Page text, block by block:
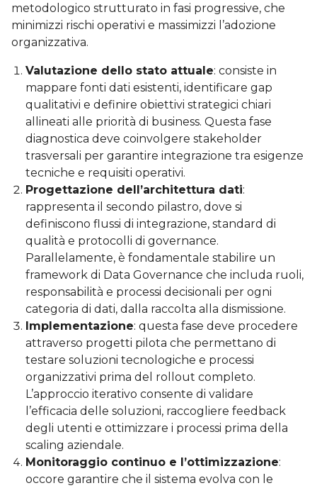
metodologico strutturato in fasi progressive, che
minimizzi rischi operativi e massimizzi l’adozione
organizzativa.
Valutazione dello stato attuale: consiste in
mappare fonti dati esistenti, identificare gap
qualitativi e definire obiettivi strategici chiari
allineati alle priorità di business. Questa fase
diagnostica deve coinvolgere stakeholder
trasversali per garantire integrazione tra esigenze
tecniche e requisiti operativi.
Progettazione dell’architettura dati:
rappresenta il secondo pilastro, dove si
definiscono flussi di integrazione, standard di
qualità e protocolli di governance.
Parallelamente, è fondamentale stabilire un
framework di Data Governance che includa ruoli,
responsabilità e processi decisionali per ogni
categoria di dati, dalla raccolta alla dismissione.
Implementazione: questa fase deve procedere
attraverso progetti pilota che permettano di
testare soluzioni tecnologiche e processi
organizzativi prima del rollout completo.
L’approccio iterativo consente di validare
l’efficacia delle soluzioni, raccogliere feedback
degli utenti e ottimizzare i processi prima della
scaling aziendale.
Monitoraggio continuo e l’ottimizzazione:
occore garantire che il sistema evolva con le